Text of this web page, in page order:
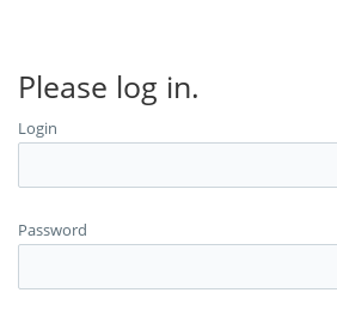
Please log in.
Login
Password